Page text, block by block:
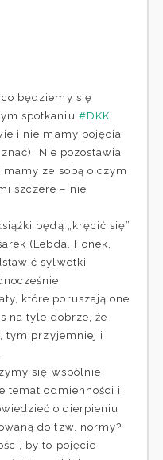
będziemy się
spotkaniu #DKK
i nie mamy pojęcia
Nie pozostawia
ze sobą o czym
szczere – nie
będą „kręcić się”
(Lebda, Honek,
sylwetki
które poruszają one
na tyle dobrze, że
tym przyjemniej i
się wspólnie
temat odmienności i
o cierpieniu
do tzw. normy?
by to pojęcie